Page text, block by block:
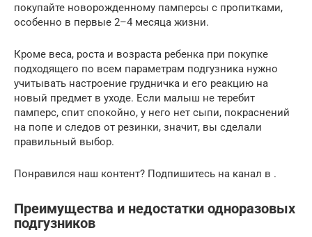
покупайте новорожденному памперсы с пропитками,
особенно в первые 2–4 месяца жизни.
Кроме веса, роста и возраста ребенка при покупке
подходящего по всем параметрам подгузника нужно
учитывать настроение грудничка и его реакцию на
новый предмет в уходе. Если малыш не теребит
памперс, спит спокойно, у него нет сыпи, покраснений
на попе и следов от резинки, значит, вы сделали
правильный выбор.
Понравился наш контент? Подпишитесь на канал в .
Преимущества и недостатки одноразовых
подгузников